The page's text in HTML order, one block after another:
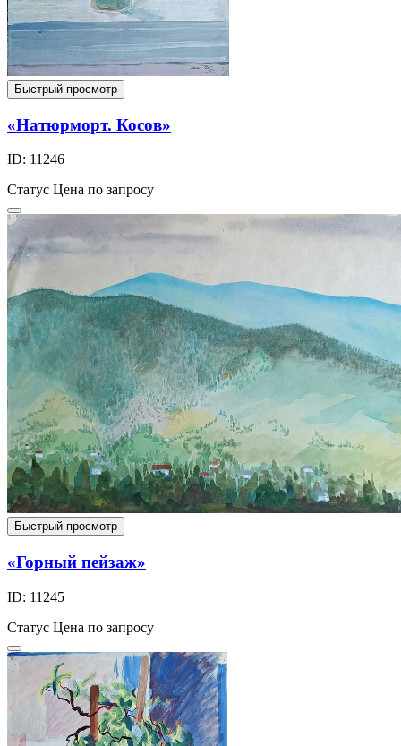
Быстрый просмотр
«Натюрморт. Косов»
ID: 11246
Статус Цена по запросу
Быстрый просмотр
«Горный пейзаж»
ID: 11245
Статус Цена по запросу